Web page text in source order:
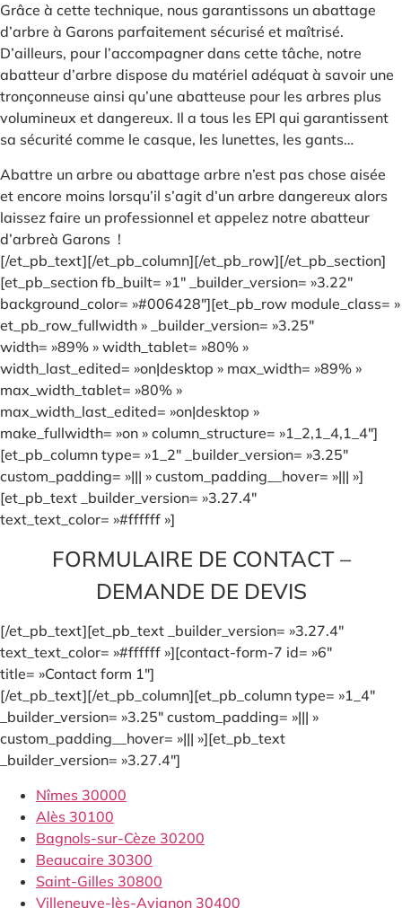
Grâce à cette technique, nous garantissons un abattage
d’arbre à Garons parfaitement sécurisé et maîtrisé.
D’ailleurs, pour l’accompagner dans cette tâche, notre
abatteur d’arbre dispose du matériel adéquat à savoir une
tronçonneuse ainsi qu’une abatteuse pour les arbres plus
volumineux et dangereux. Il a tous les EPI qui garantissent
sa sécurité comme le casque, les lunettes, les gants…
Abattre un arbre ou abattage arbre n’est pas chose aisée
et encore moins lorsqu’il s’agit d’un arbre dangereux alors
laissez faire un professionnel et appelez notre abatteur
d’arbreà Garons !
[/et_pb_text][/et_pb_column][/et_pb_row][/et_pb_section]
[et_pb_section fb_built= »1″ _builder_version= »3.22″
background_color= »#006428″][et_pb_row module_class= »
et_pb_row_fullwidth » _builder_version= »3.25″
width= »89% » width_tablet= »80% »
width_last_edited= »on|desktop » max_width= »89% »
max_width_tablet= »80% »
max_width_last_edited= »on|desktop »
make_fullwidth= »on » column_structure= »1_2,1_4,1_4″]
[et_pb_column type= »1_2″ _builder_version= »3.25″
custom_padding= »||| » custom_padding__hover= »||| »]
[et_pb_text _builder_version= »3.27.4″
text_text_color= »#ffffff »]
FORMULAIRE DE CONTACT –
DEMANDE DE DEVIS
[/et_pb_text][et_pb_text _builder_version= »3.27.4″
text_text_color= »#ffffff »][contact-form-7 id= »6″
title= »Contact form 1″]
[/et_pb_text][/et_pb_column][et_pb_column type= »1_4″
_builder_version= »3.25″ custom_padding= »||| »
custom_padding__hover= »||| »][et_pb_text
_builder_version= »3.27.4″]
Nîmes 30000
Alès 30100
Bagnols-sur-Cèze 30200
Beaucaire 30300
Saint-Gilles 30800
Villeneuve-lès-Avignon 30400